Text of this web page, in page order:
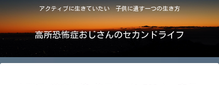
アクティブに生きていたい 子供に遺す一つの生き方
高所恐怖症おじさんのセカンドライフ